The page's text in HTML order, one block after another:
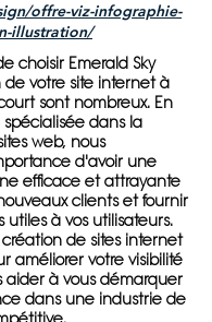
offre-viz-infographie-
illustration/
choisir Emerald Sky
votre site internet à
sont nombreux. En
dans la
web, nous
d'avoir une
efficace et attrayante
clients et fournir
utiles à vos utilisateurs.
création de sites internet
améliorer votre visibilité
aider à vous démarquer
dans une industrie de